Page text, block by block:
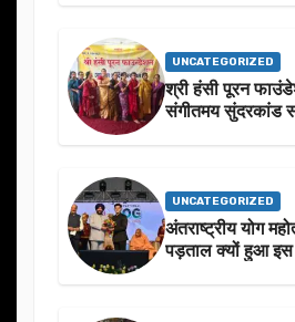
UNCATEGORIZED
श्री हंसी पूरन
संगीतमय सुंदरकांड
UNCATEGORIZED
अंतराष्ट्रीय योग
पड़ताल क्यों हुआ इस